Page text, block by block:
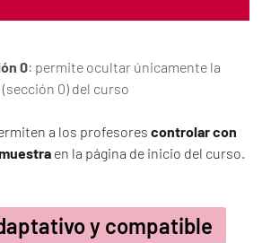
0: permite ocultar únicamente la
0) del curso
a los profesores controlar con
en la página de inicio del curso.
y compatible